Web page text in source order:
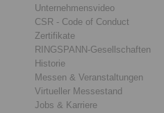
Unternehmensvideo
CSR - Code of Conduct
Zertifikate
RINGSPANN-Gesellschaften
Historie
Messen & Veranstaltungen
Virtueller Messestand
Jobs & Karriere